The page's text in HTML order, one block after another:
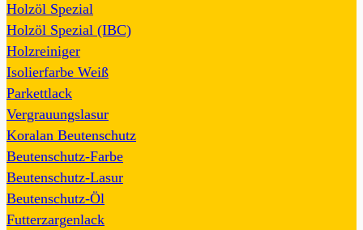
Holzöl Spezial
Holzöl Spezial (IBC)
Holzreiniger
Isolierfarbe Weiß
Parkettlack
Vergrauungslasur
Koralan Beutenschutz
Beutenschutz-Farbe
Beutenschutz-Lasur
Beutenschutz-Öl
Futterzargenlack